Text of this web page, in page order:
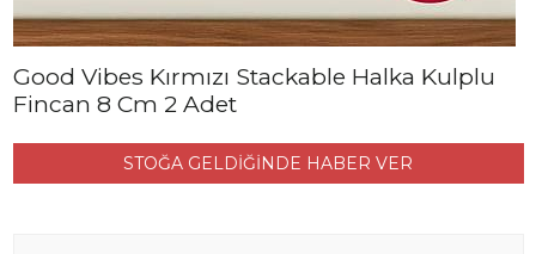
Good Vibes Kırmızı Stackable Halka Kulplu
Fincan 8 Cm 2 Adet
STOĞA GELDİĞİNDE HABER VER